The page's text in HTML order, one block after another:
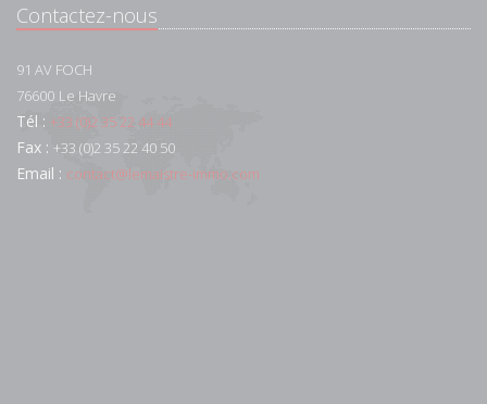
Contactez-nous
91 AV FOCH
76600 Le Havre
Tél : +33 (0)2 35 22 44 44
Fax : +33 (0)2 35 22 40 50
Email : contact@lemaistre-immo.com